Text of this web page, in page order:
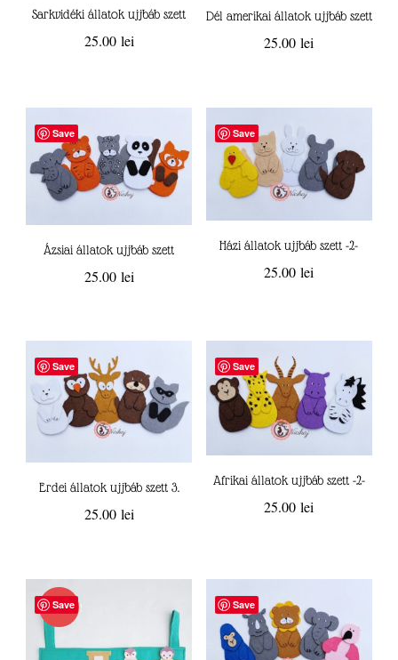
Sarkvidéki állatok ujjbáb szett
25.00 lei
Dél amerikai állatok ujjbáb szett
25.00lei
Save
Ázsiai állatok ujjbáb szett
25.00 lei
Save
Házi állatok ujjbáb szett -2-
25.00lei
Save
Erdei állatok ujjbáb szett 3.
25.00 lei
Save
Afrikai állatok ujjbáb szett -2-
25.00lei
Save
AKCIÓ! Save